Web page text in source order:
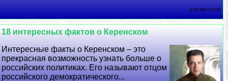
11 07 2026 7:37:26
18 интересных фактов о Керенском
Интересные факты о Керенском – это
прекрасная возможность узнать больше о
российских политиках. Его называют отцом
российского демократического...